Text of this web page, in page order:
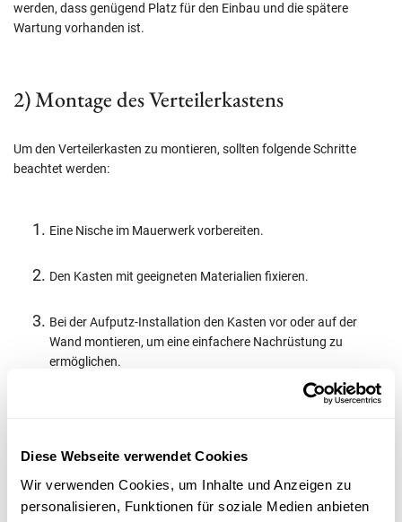
Diese Webseite verwendet Cookies
Wir verwenden Cookies, um Inhalte und Anzeigen zu
personalisieren, Funktionen für soziale Medien anbieten
werden, dass genügend Platz für den Einbau und die spätere
Wartung vorhanden ist.
2) Montage des Verteilerkastens
Um den Verteilerkasten zu montieren, sollten folgende Schritte
beachtet werden:
Eine Nische im Mauerwerk vorbereiten.
Den Kasten mit geeigneten Materialien fixieren.
Bei der Aufputz-Installation den Kasten vor oder auf der
Wand montieren, um eine einfachere Nachrüstung zu
ermöglichen.
ausgerichtet und sicher verbunden sind, um eine optimale Funktion
des Systems zu gewährleisten.